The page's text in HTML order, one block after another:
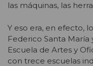
las máquinas, las
Y eso era, en efecto,
Federico Santa María
Escuela de Artes y
con trece escuelas